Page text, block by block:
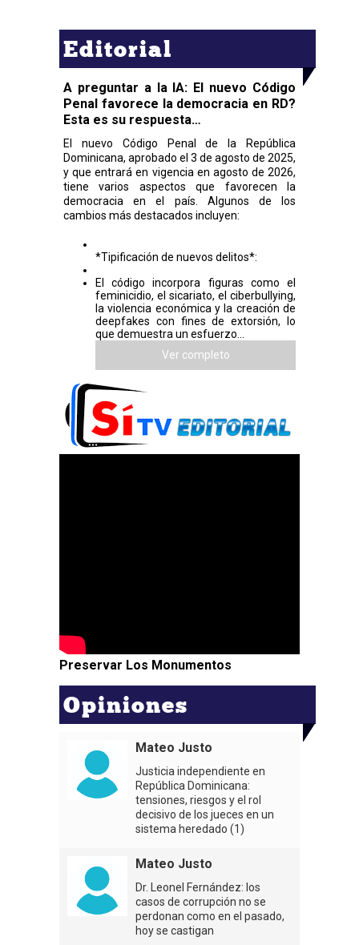
Editorial
A preguntar a la IA: El nuevo Código
Penal favorece la democracia en RD?
Esta es su respuesta…
El nuevo Código Penal de la República
Dominicana, aprobado el 3 de agosto de 2025,
y que entrará en vigencia en agosto de 2026,
tiene varios aspectos que favorecen la
democracia en el país. Algunos de los
cambios más destacados incluyen:
*Tipificación de nuevos delitos*:
El código incorpora figuras como el
feminicidio, el sicariato, el ciberbullying,
la violencia económica y la creación de
deepfakes con fines de extorsión, lo
que demuestra un esfuerzo...
Ver completo
Preservar Los Monumentos
Opiniones
Mateo Justo
Justicia independiente en
República Dominicana:
tensiones, riesgos y el rol
decisivo de los jueces en un
sistema heredado (1)
Mateo Justo
Dr. Leonel Fernández: los
casos de corrupción no se
perdonan como en el pasado,
hoy se castigan